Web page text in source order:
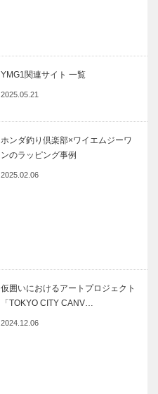
YMG1関連サイト 一覧
2025.05.21
ホンダ釣り倶楽部×ワイエムジーワ
ンのラッピング事例
2025.02.06
仮囲いにおけるアートプロジェクト
「TOKYO CITY CANV…
2024.12.06